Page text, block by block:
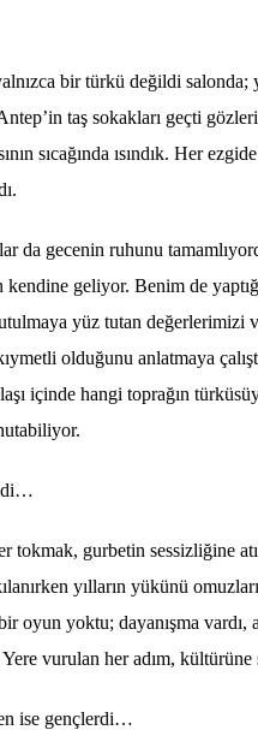
bir türkü değildi salonda;
taş sokakları geçti
sıcağında ısındık. Her
da gecenin ruhunu
geliyor. Benim de
yüz tutan değerlerimizi
olduğunu anlatmaya
içinde hangi toprağın
tokmak, gurbetin sessizliğine
yılların yükünü
oyun yoktu; dayanışma vardı,
vurulan her adım,
ise gençlerdi…